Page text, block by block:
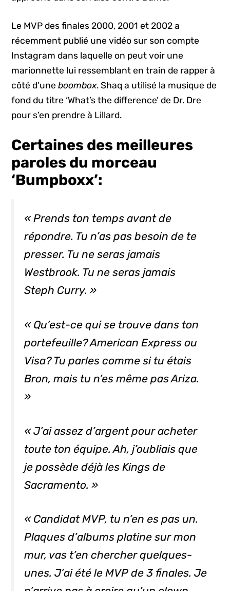
Le MVP des finales 2000, 2001 et 2002 a
récemment publié une vidéo sur son compte
Instagram dans laquelle on peut voir une
marionnette lui ressemblant en train de rapper à
côté d’uneboombox. Shaq a utilisé la musique de
fond du titre ‘What’s the difference’ de Dr. Dre
pour s’en prendre à Lillard.
Certaines des meilleures
paroles du morceau
‘Bumpboxx’:
« Prends ton temps avant de
répondre. Tu n’as pas besoin de te
presser. Tu ne seras jamais
Westbrook. Tu ne seras jamais
Steph Curry. »
« Qu’est-ce qui se trouve dans ton
portefeuille? American Express ou
Visa? Tu parles comme si tu étais
Bron, mais tu n’es même pas Ariza.
»
« J’ai assez d’argent pour acheter
toute ton équipe. Ah, j’oubliais que
je possède déjà les Kings de
Sacramento. »
« Candidat MVP, tu n’en es pas un.
Plaques d’albums platine sur mon
mur, vas t’en chercher quelques-
unes. J’ai été le MVP de 3 finales. Je